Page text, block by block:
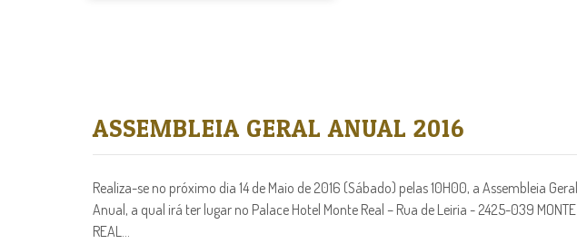
ASSEMBLEIA GERAL ANUAL 2016
Realiza-se no próximo dia 14 de Maio de 2016 (Sábado) pelas 10H00, a Assembleia Geral
Anual, a qual irá ter lugar no Palace Hotel Monte Real – Rua de Leiria - 2425-039 MONTE
REAL...